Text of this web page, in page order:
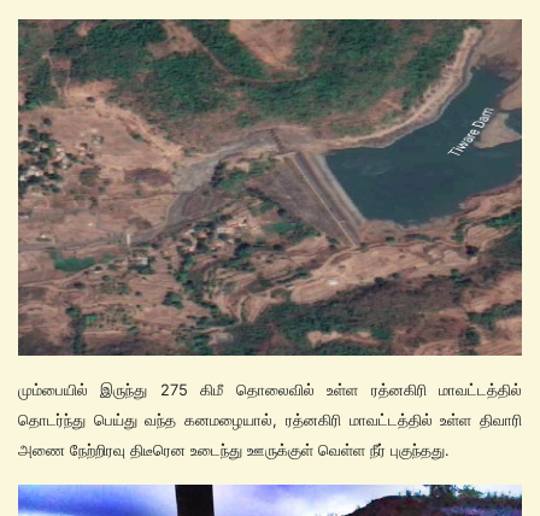
மும்பையில் இருந்து 275 கிமீ தொலைவில் உள்ள ரத்னகிரி மாவட்டத்தில்
தொடர்ந்து பெய்து வந்த கனமழையால், ரத்னகிரி மாவட்டத்தில் உள்ள திவாரி
அணை நேற்றிரவு திடீரென உடைந்து ஊருக்குள் வெள்ள நீர் புகுந்தது.